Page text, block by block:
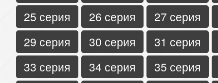
25 серия
26 серия
27 серия
29 серия
30 серия
31 серия
33 серия
34 серия
35 серия